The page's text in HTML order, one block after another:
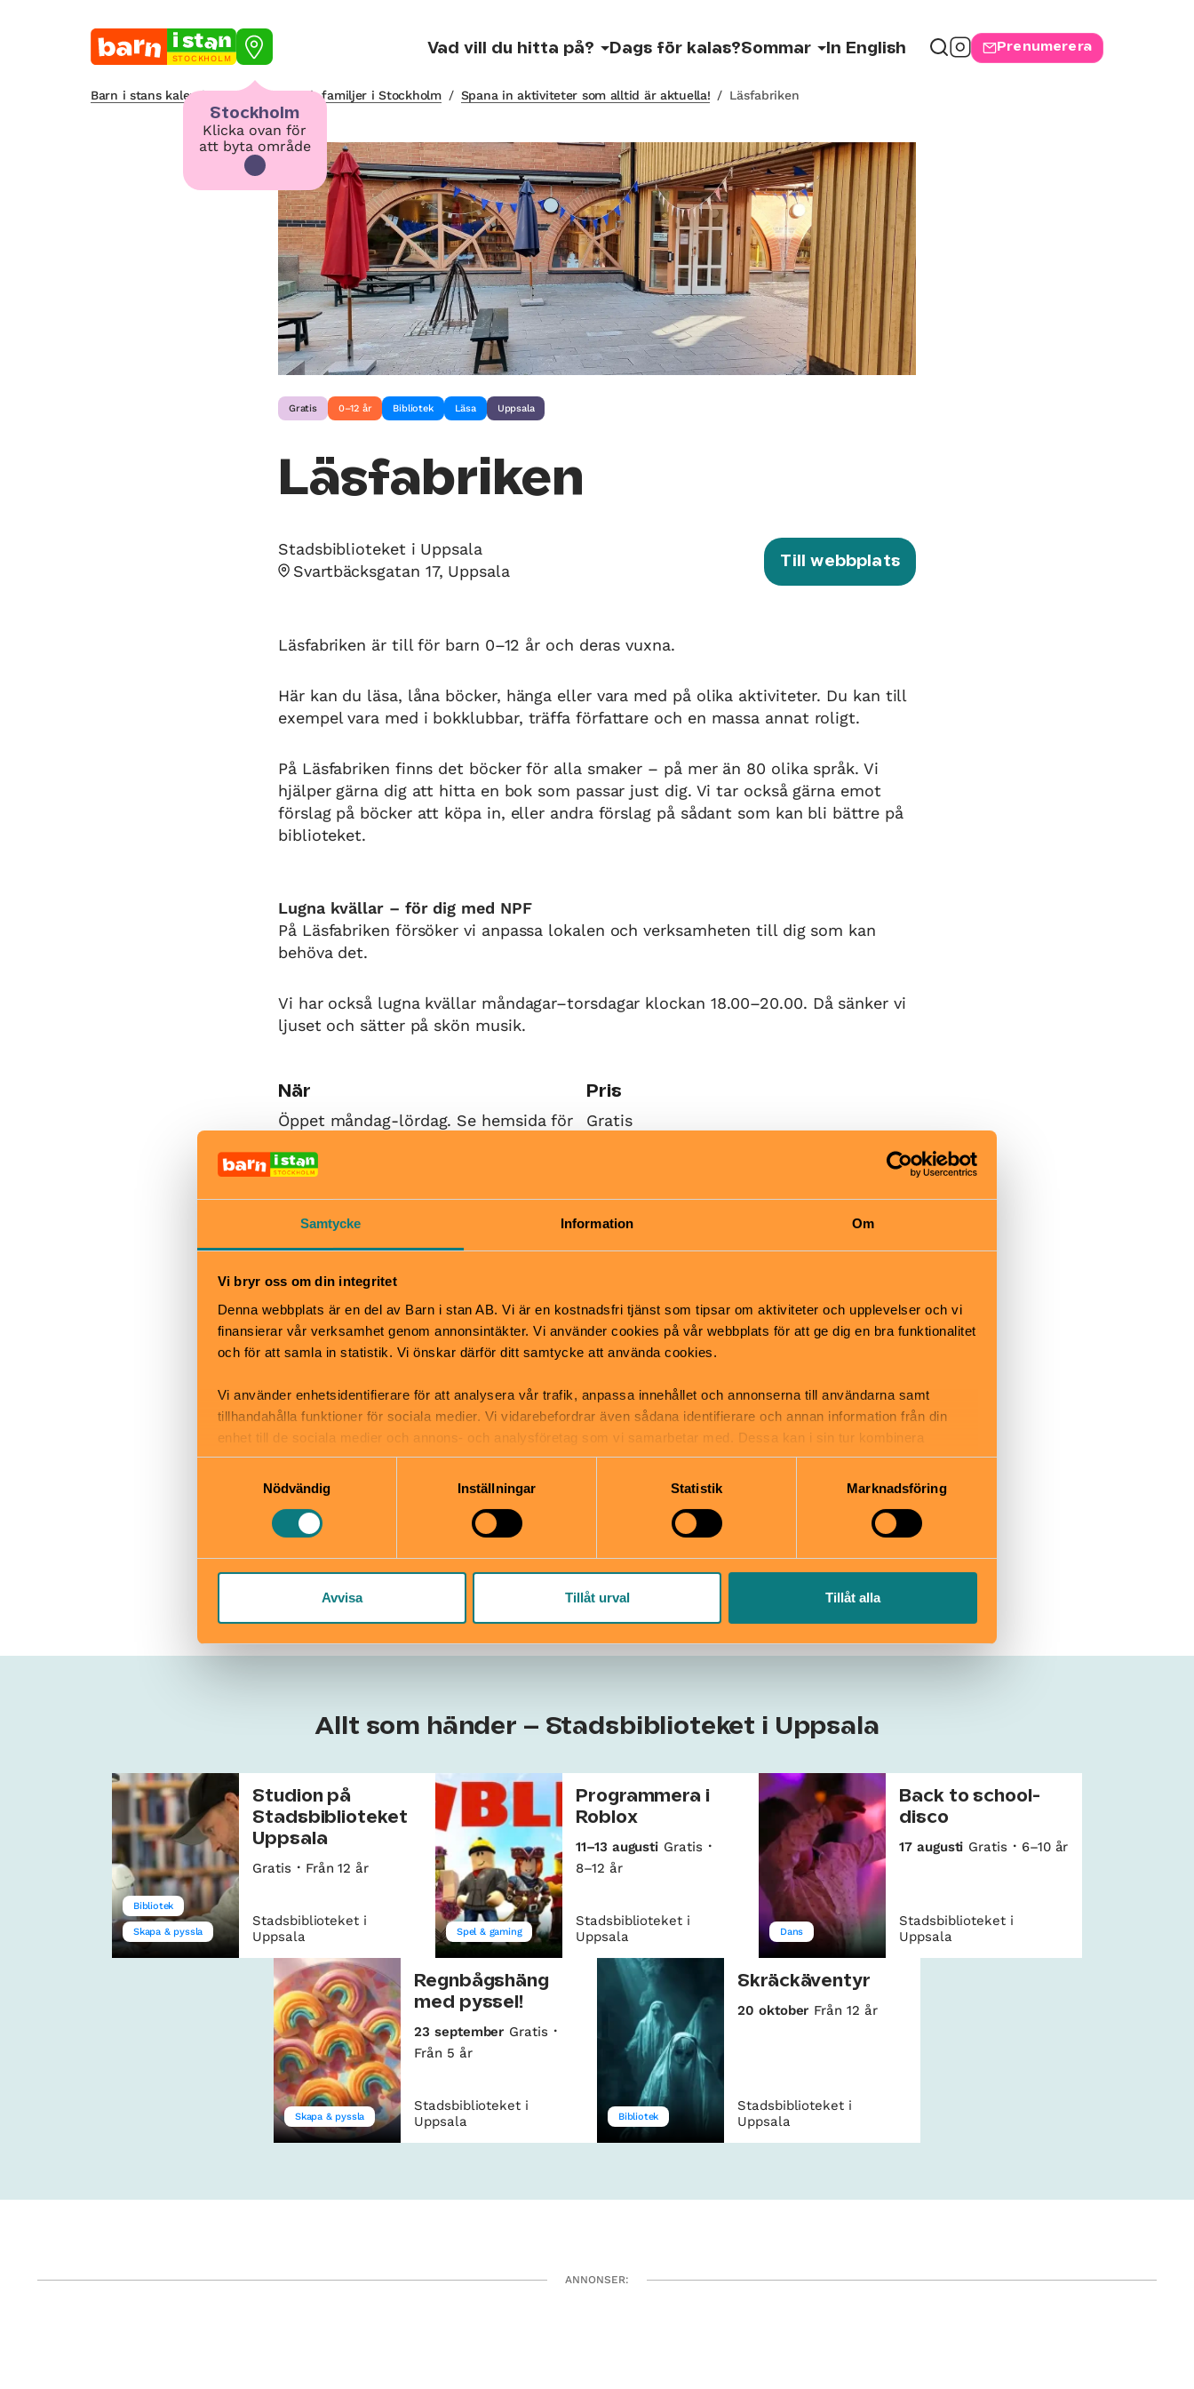
Samtycke Information Om
Vi bryr oss om din integritet
Denna webbplats är en del av Barn i stan AB. Vi är en kostnadsfri tjänst som tipsar om aktiviteter och upplevelser och vi
finansierar vår verksamhet genom annonsintäkter. Vi använder cookies på vår webbplats för att ge dig en bra funktionalitet
och för att samla in statistik. Vi önskar därför ditt samtycke att använda cookies.
Vi använder enhetsidentifierare för att analysera vår trafik, anpassa innehållet och annonserna till användarna samt
tillhandahålla funktioner för sociala medier. Vi vidarebefordrar även sådana identifierare och annan information från din
enhet till de sociala medier och annons- och analysföretag som vi samarbetar med. Dessa kan i sin tur kombinera
informationen med annan information som du har tillhandahållit eller som de har samlat in när du har använt deras tjänster.
Nödvändig
Inställningar Statistik Marknadsföring
Avvisa Tillåt urval Tillåt alla
STOCKHOLM
Stockholm
Klicka ovan för
att byta område
Vad vill du hitta på? Dags för kalas?Sommar In English Prenumerera
Barn i stans kalendarium för barn och familjer i Stockholm / Spana in aktiviteter som alltid är aktuella! / Läsfabriken
Gratis 0–12 år Bibliotek Läsa Uppsala
Läsfabriken
Stadsbiblioteket i Uppsala
Svartbäcksgatan 17, Uppsala
Till webbplats
Läsfabriken är till för barn 0–12 år och deras vuxna.
Här kan du läsa, låna böcker, hänga eller vara med på olika aktiviteter. Du kan till
exempel vara med i bokklubbar, träffa författare och en massa annat roligt.
På Läsfabriken finns det böcker för alla smaker – på mer än 80 olika språk. Vi
hjälper gärna dig att hitta en bok som passar just dig. Vi tar också gärna emot
förslag på böcker att köpa in, eller andra förslag på sådant som kan bli bättre på
biblioteket.
Lugna kvällar – för dig med NPF
På Läsfabriken försöker vi anpassa lokalen och verksamheten till dig som kan
behöva det.
Vi har också lugna kvällar måndagar–torsdagar klockan 18.00–20.00. Då sänker vi
ljuset och sätter på skön musik.
När
Öppet måndag-lördag. Se hemsida för
Pris
Gratis
Bra att veta
Okej med matsäck
Hiss och ramper
Skötbord
Stadsbiblioteket i Uppsala
Svartbäcksgatan 17, Uppsala
bibliotekuppsala.se/stadsbiblioteket
kundtjanst@bibliotekuppsala.se
018-727 17 00
Allt som händer – Stadsbiblioteket i Uppsala
Bibliotek
Skapa & pyssla
Studion på
Stadsbiblioteket
Uppsala
Gratis Från 12 år
Stadsbiblioteket i
Uppsala
Spel & gaming
Programmera i
Roblox
11–13 augusti Gratis
8–12 år
Stadsbiblioteket i
Uppsala
Dans
Back to school-
disco
17 augusti Gratis 6–10 år
Stadsbiblioteket i
Uppsala
Skapa & pyssla
Regnbågshäng
med pyssel!
23 september Gratis
Från 5 år
Stadsbiblioteket i
Uppsala
Bibliotek
Skräckäventyr
20 oktober Från 12 år
Stadsbiblioteket i
Uppsala
ANNONSER: